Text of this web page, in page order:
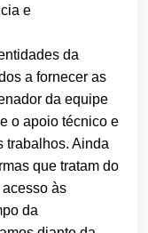
e
da
a fornecer as
da equipe
o apoio técnico e
trabalhos. Ainda
que tratam do
às
da